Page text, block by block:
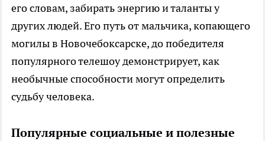
его словам, забирать энергию и таланты у
других людей. Его путь от мальчика, копающего
могилы в Новочебоксарске, до победителя
популярного телешоу демонстрирует, как
необычные способности могут определить
судьбу человека.
Популярные социальные и полезные